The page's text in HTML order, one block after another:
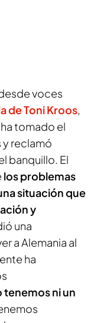
voces
de Toni Kroos,
tomado el
y reclamó
banquillo. El
los problemas
situación que
y
una
a Alemania al
ha
tenemos ni un